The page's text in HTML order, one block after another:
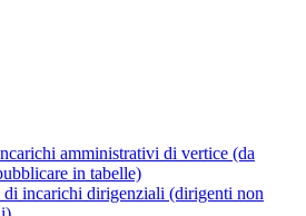
amministrativi di vertice (da
in tabelle)
incarichi dirigenziali (dirigenti non